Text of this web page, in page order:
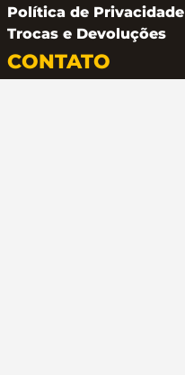
Política de Privacidade
Trocas e Devoluções
CONTATO